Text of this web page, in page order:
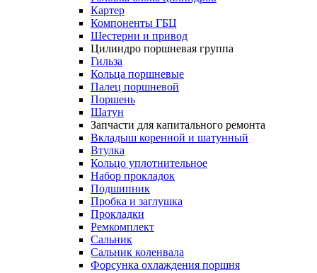
Картер
Компоненты ГБЦ
Шестерни и привод
Цилиндро поршневая группа
Гильза
Кольца поршневые
Палец поршневой
Поршень
Шатун
Запчасти для капитального ремонта
Вкладыш коренной и шатунный
Втулка
Кольцо уплотнительное
Набор прокладок
Подшипник
Пробка и заглушка
Прокладки
Ремкомплект
Сальник
Сальник коленвала
Форсунка охлаждения поршня